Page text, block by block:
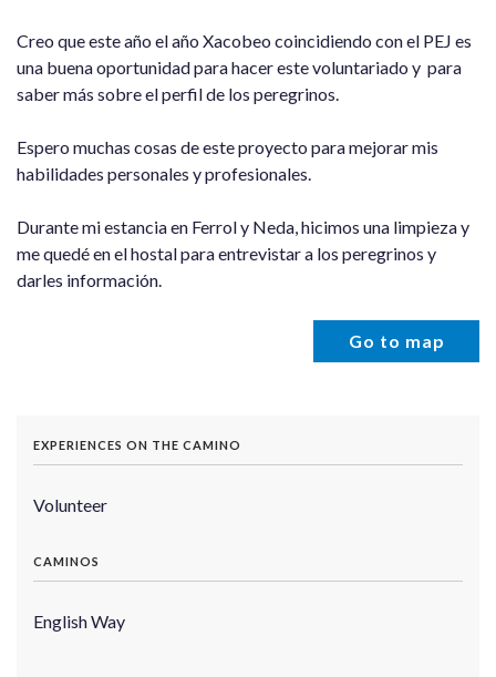
Creo que este año el año Xacobeo coincidiendo con el PEJ es
una buena oportunidad para hacer este voluntariado y para
saber más sobre el perfil de los peregrinos.
Espero muchas cosas de este proyecto para mejorar mis
habilidades personales y profesionales.
Durante mi estancia en Ferrol y Neda, hicimos una limpieza y
me quedé en el hostal para entrevistar a los peregrinos y
darles información.
Go to map
EXPERIENCES ON THE CAMINO
Volunteer
CAMINOS
English Way